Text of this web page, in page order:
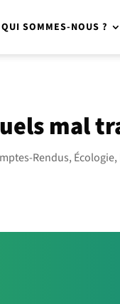
QUI SOMMES-NOUS ?
mal
Rendus, Écologie,